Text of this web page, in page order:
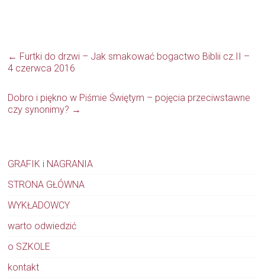
← Furtki do drzwi – Jak smakować bogactwo Biblii cz.II –
4 czerwca 2016
Dobro i piękno w Piśmie Świętym – pojęcia przeciwstawne
czy synonimy? →
GRAFIK i NAGRANIA
STRONA GŁÓWNA
WYKŁADOWCY
warto odwiedzić
o SZKOLE
kontakt